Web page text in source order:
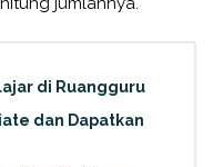
di Ruangguru
dan Dapatkan